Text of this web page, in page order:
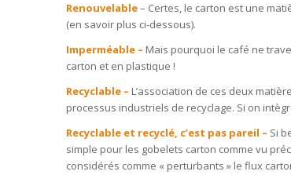
Renouvelable– Certes, le carton est une
(en savoir plus ci-dessous).
Imperméable – Mais pourquoi le café ne
carton et en plastique !
Recyclable – L’association de ces deux
processus industriels de recyclage. Si on
Recyclable et recyclé, c’est pas pareil – Si
simple pour les gobelets carton comme vu
considérés comme « perturbants » le flux